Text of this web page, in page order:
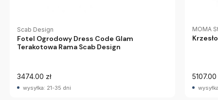
Scab Design
Fotel Ogrodowy Dress Code Glam
Terakotowa Rama Scab Design
3474.00 zł
wysyłka: 21-35 dni
MOMA
5107.00